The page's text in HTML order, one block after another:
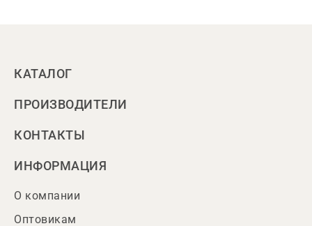
КАТАЛОГ
ПРОИЗВОДИТЕЛИ
КОНТАКТЫ
ИНФОРМАЦИЯ
О компании
Оптовикам